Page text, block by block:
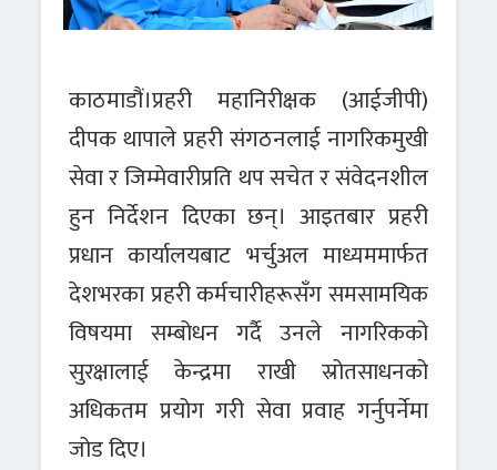
काठमाडौं।प्रहरी महानिरीक्षक (आईजीपी)
दीपक थापाले प्रहरी संगठनलाई नागरिकमुखी
सेवा र जिम्मेवारीप्रति थप सचेत र संवेदनशील
हुन निर्देशन दिएका छन्। आइतबार प्रहरी
प्रधान कार्यालयबाट भर्चुअल माध्यममार्फत
देशभरका प्रहरी कर्मचारीहरूसँग समसामयिक
विषयमा सम्बोधन गर्दै उनले नागरिकको
सुरक्षालाई केन्द्रमा राखी स्रोतसाधनको
अधिकतम प्रयोग गरी सेवा प्रवाह गर्नुपर्नेमा
जोड दिए।